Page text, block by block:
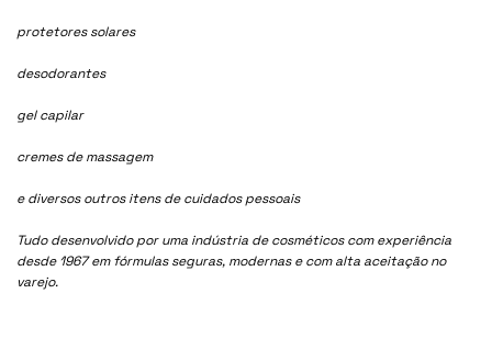
protetores solares
desodorantes
gel capilar
cremes de massagem
e diversos outros itens de cuidados pessoais
Tudo desenvolvido por uma indústria de cosméticos com experiência
desde 1967 em fórmulas seguras, modernas e com alta aceitação no
varejo.